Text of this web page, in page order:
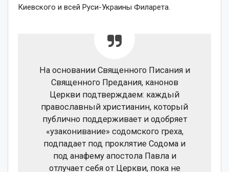
Киевского и всей Руси-Украины Филарета.
На основании Священного Писания и
Священного Предания, канонов
Церкви подтверждаем: каждый
православный христианин, который
публично поддерживает и одобряет
«узаконивание» содомского греха,
подпадает под проклятие Содома и
под анафему апостола Павла и
отлучает себя от Церкви, пока не